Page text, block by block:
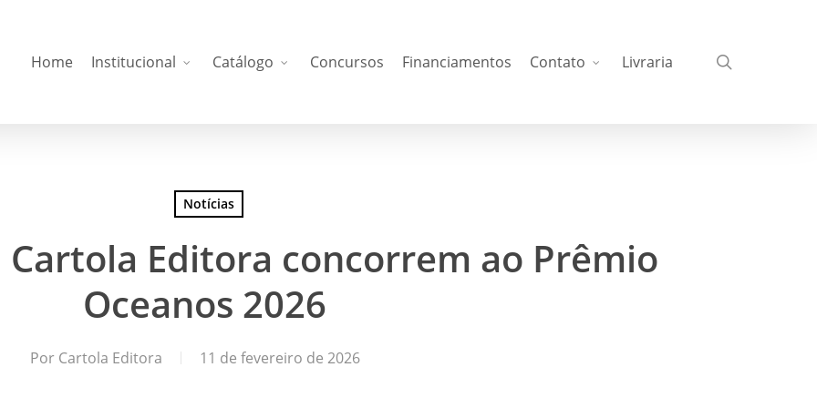
Home Institucional Catálogo Concursos Financiamentos Contato Livraria
Notícias
Editora concorrem ao Prêmio
Oceanos 2026
Por Cartola Editora 11 de fevereiro de 2026